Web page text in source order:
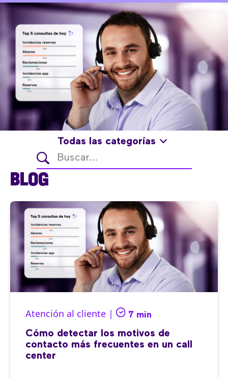
Todas las categorías
BLOG
Atención al cliente | 7 min
Cómo detectar los motivos de
contacto más frecuentes en un call
center